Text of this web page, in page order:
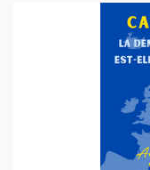
Plus d'information